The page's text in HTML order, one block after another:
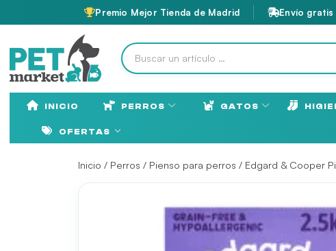
Premio Mejor Tienda de Madrid Envío
INICIO PERROS GATOS
OFERTAS
Inicio / Perros / Pienso para perros / Edgard & Cooper